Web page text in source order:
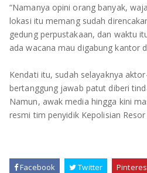
“Namanya opini orang banyak,
lokasi itu memang sudah
gedung perpustakaan, dan waktu
ada wacana mau digabung kantor
Kendati itu, sudah selayaknya
bertanggung jawab patut diberi
Namun, awak media hingga kini
resmi tim penyidik Kepolisian
Facebook Twitter